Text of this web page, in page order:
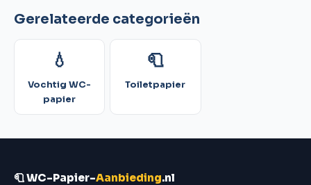
Gerelateerde categorieën
💧
Vochtig WC-
papier
🧻
Toiletpapier
🧻 WC-Papier-Aanbieding.nl